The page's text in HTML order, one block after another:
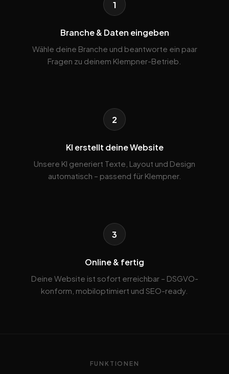
1
Branche & Daten eingeben
Wähle deine Branche und beantworte ein paar
Fragen zu deinem Klempner-Betrieb.
2
KI erstellt deine Website
Unsere KI generiert Texte, Layout und Design
automatisch – passend für Klempner.
3
Online & fertig
Deine Website ist sofort erreichbar – DSGVO-
konform, mobiloptimiert und SEO-ready.
FUNKTIONEN